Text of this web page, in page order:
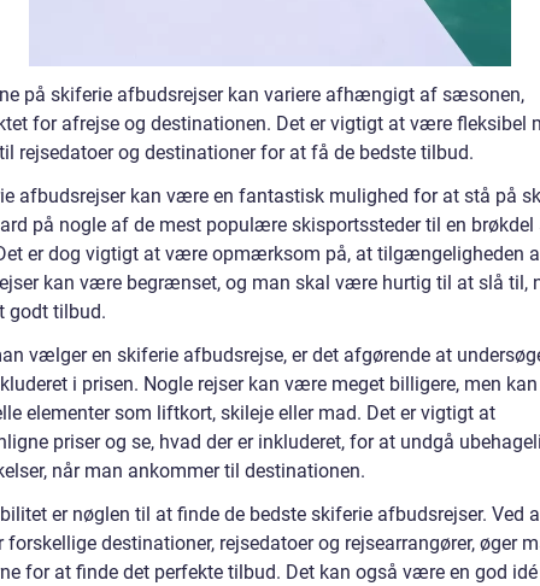
på skiferie afbudsrejser kan variere afhængigt af sæsonen,
for afrejse og destinationen. Det er vigtigt at være fleksibel
rejsedatoer og destinationer for at få de bedste tilbud.
afbudsrejser kan være en fantastisk mulighed for at stå på
på nogle af de mest populære skisportssteder til en brøkdel
er dog vigtigt at være opmærksom på, at tilgængeligheden
kan være begrænset, og man skal være hurtig til at slå til,
godt tilbud.
vælger en skiferie afbudsrejse, er det afgørende at
i prisen. Nogle rejser kan være meget billigere, men
elementer som liftkort, skileje eller mad. Det er vigtigt at
priser og se, hvad der er inkluderet, for at undgå
når man ankommer til destinationen.
er nøglen til at finde de bedste skiferie afbudsrejser. Ved
forskellige destinationer, rejsedatoer og rejsearrangører, øger
for at finde det perfekte tilbud. Det kan også være en god